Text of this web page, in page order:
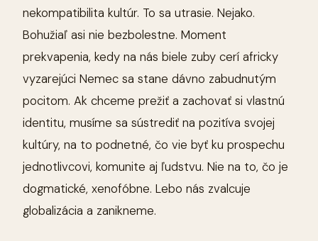
nekompatibilita kultúr. To sa utrasie. Nejako.
Bohužiaľ asi nie bezbolestne. Moment
prekvapenia, kedy na nás biele zuby cerí africky
vyzarejúci Nemec sa stane dávno zabudnutým
pocitom. Ak chceme prežiť a zachovať si vlastnú
identitu, musíme sa sústrediť na pozitíva svojej
kultúry, na to podnetné, čo vie byť ku prospechu
jednotlivcovi, komunite aj ľudstvu. Nie na to, čo je
dogmatické, xenofóbne. Lebo nás zvalcuje
globalizácia a zanikneme.